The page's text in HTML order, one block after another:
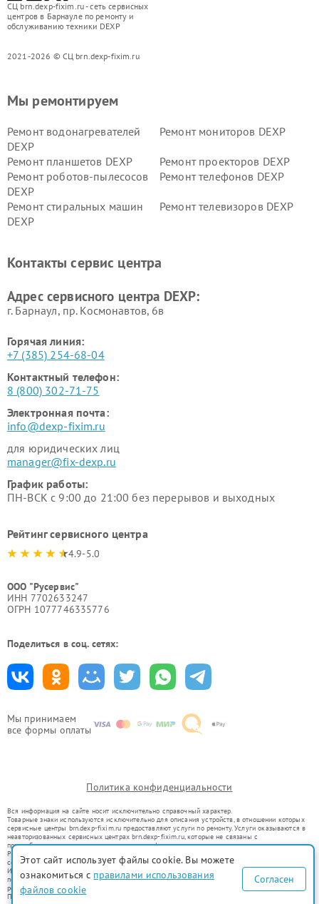
СЦ brn.dexp-fixim.ru - сеть сервисных
центров в Барнауле по ремонту и
обслуживанию техники DEXP
2021-2026 © СЦ brn.dexp-fixim.ru
Мы принимаем
все формы оплаты
Мы ремонтируем
Ремонт водонагревателей
DEXP
Ремонт мониторов DEXP
Ремонт планшетов DEXP
Ремонт проекторов DEXP
Ремонт роботов-пылесосов
DEXP
Ремонт телефонов DEXP
Ремонт стиральных машин
DEXP
Ремонт телевизоров DEXP
Ремонт серверов DEXP
Ремонт мини пк DEXP
Контакты сервис центра
Адрес сервисного центра DEXP:
г. Барнаул, ​пр. Космонавтов, 6в
Горячая линия:
+7 (385) 254-68-04
Контактный телефон:
8 (800) 302-71-75
Электронная почта:
info@dexp-fixim.ru
для юридических лиц
manager@fix-dexp.ru
График работы:
ПН-ВСК с 9:00 до 21:00 без перерывов и выходных
Рейтинг сервисного центра
4.9-5.0
ООО "Русервис"
ИНН 7702633247
ОГРН 1077746335776
Поделиться в соц. сетях:
Политика конфиденциальности
Вся информация на сайте носит исключительно справочный характер.
Товарные знаки используются исключительно для описания устройств, в отношении которых
сервисные центры brn.dexp-fixim.ru предоставляют услуги по ремонту. Услуги оказываются в
неавторизованных сервисных центрах brn.dexp-fixim.ru, которые не связаны с
правообладателями товарных знаков или их официальными представителями.
Ремонт осуществляется для устройств, уже введенных в гражданский оборот в соответствии
со статьей 1487 ГК РФ.
Использование товарных знаков не преследует цели индивидуализации услуг или введения
потребителей в заблуждение, а служит для информирования о предоставляемых услугах по
ремонту техники указанных брендов.
Представленная на сайте информация не является публичной офертой, определяемой
Этот сайт использует файлы cookie. Вы можете
ознакомиться с правилами использования
файлов cookie
Согласен